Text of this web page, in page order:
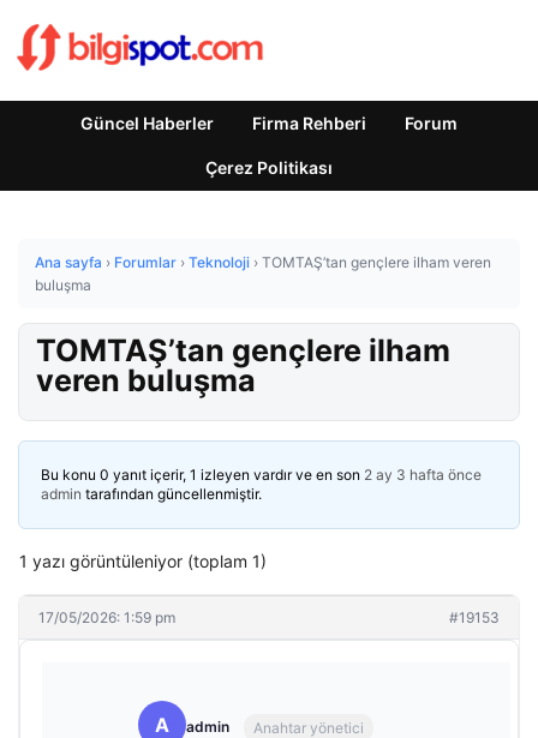
Güncel Haberler Firma Rehberi Forum
Çerez Politikası
Ana sayfa › Forumlar › Teknoloji › TOMTAŞ’tan gençlere ilham veren
buluşma
TOMTAŞ’tan gençlere ilham
veren buluşma
Bu konu 0 yanıt içerir, 1 izleyen vardır ve en son 2 ay 3 hafta önce
admin tarafından güncellenmiştir.
1 yazı görüntüleniyor (toplam 1)
17/05/2026: 1:59 pm #19153
A admin Anahtar yönetici